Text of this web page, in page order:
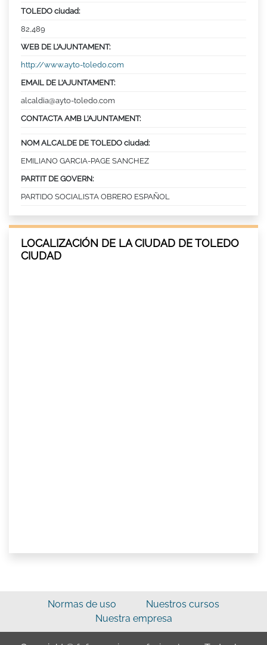
TOLEDO ciudad:
82,489
WEB DE L’AJUNTAMENT:
http://www.ayto-toledo.com
EMAIL DE L’AJUNTAMENT:
alcaldia@ayto-toledo.com
CONTACTA AMB L’AJUNTAMENT:
NOM ALCALDE DE TOLEDO ciudad:
EMILIANO GARCIA-PAGE SANCHEZ
PARTIT DE GOVERN:
PARTIDO SOCIALISTA OBRERO ESPAÑOL
LOCALIZACIÓN DE LA CIUDAD DE TOLEDO
CIUDAD
Normas de uso
Nuestros cursos
Nuestra empresa